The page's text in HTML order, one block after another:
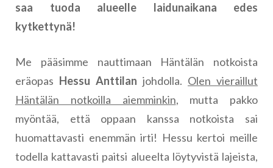
saa tuoda alueelle laidunaikana edes
kytkettynä!
Me pääsimme nauttimaan Häntälän notkoista
eräopas Hessu Anttilan johdolla. Olen vieraillut
Häntälän notkoilla aiemminkin, mutta pakko
myöntää, että oppaan kanssa notkoista sai
huomattavasti enemmän irti! Hessu kertoi meille
todella kattavasti paitsi alueelta löytyvistä lajeista,